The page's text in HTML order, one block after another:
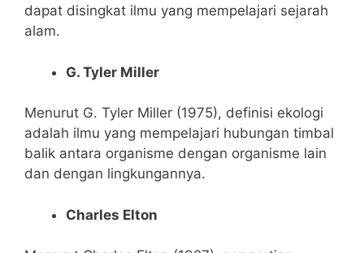
dapat disingkat ilmu yang mempelajari sejarah
alam.
G. Tyler Miller
Menurut G. Tyler Miller (1975), definisi ekologi
adalah ilmu yang mempelajari hubungan timbal
balik antara organisme dengan organisme lain
dan dengan lingkungannya.
Charles Elton